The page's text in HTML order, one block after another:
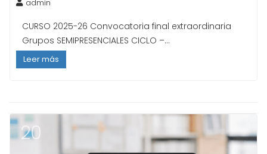
admin
CURSO 2025-26 Convocatoria final extraordinaria
Grupos SEMIPRESENCIALES CICLO –...
Leer más
20